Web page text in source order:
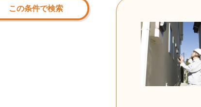
この条件で検索